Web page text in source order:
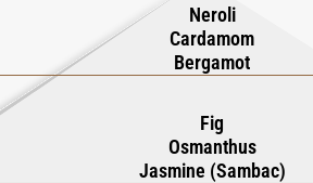
sny pachną osmantusem, mate i
Neroli
Cardamom
Bergamot
Fig
Osmanthus
Jasmine (Sambac)